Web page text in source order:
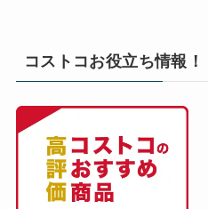
コストコお役立ち情報！